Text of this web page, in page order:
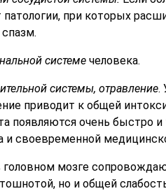
при которых
системе человека.
системы, отравление.
приводит к общей
появляются очень быстро
и своевременной
головном мозге
но и общей